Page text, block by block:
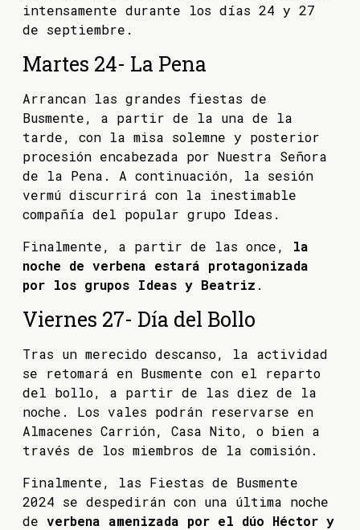
intensamente durante los días 24 y 27
de septiembre.
Martes 24- La Pena
Arrancan las grandes fiestas de
Busmente, a partir de la una de la
tarde, con la misa solemne y posterior
procesión encabezada por Nuestra Señora
de la Pena. A continuación, la sesión
vermú discurrirá con la inestimable
compañía del popular grupo Ideas.
Finalmente, a partir de las once, la
noche de verbena estará protagonizada
por los grupos Ideas y Beatriz .
Viernes 27- Día del Bollo
Tras un merecido descanso, la actividad
se retomará en Busmente con el reparto
del bollo, a partir de las diez de la
noche. Los vales podrán reservarse en
Almacenes Carrión, Casa Nito, o bien a
través de los miembros de la comisión.
Finalmente, las Fiestas de Busmente
2024 se despedirán con una última noche
de verbena amenizada por el dúo Héctor y